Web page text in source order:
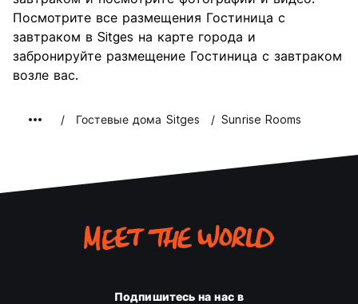
Соотношение цены и
качества
Посмотрите все размещения Гостиница с
завтраком в Sitges на карте города и
забронируйте размещение Гостиница с завтраком
возле вас.
Гостевые дома Sitges Sunrise Rooms
Подпишитесь на нас в